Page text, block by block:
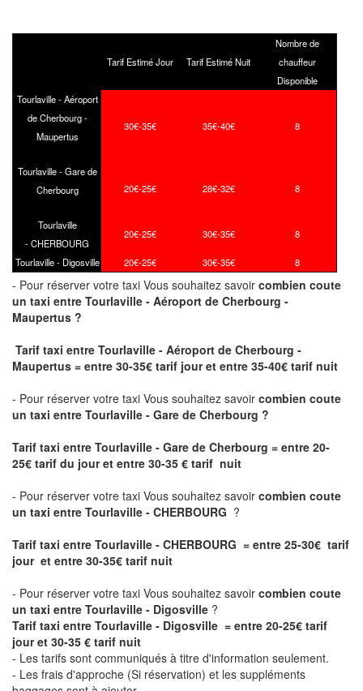
Tarif Estimé Jour Tarif Estimé Nuit
Nombre de
chauffeur
Disponible
Tourlaville - Aéroport
de Cherbourg -
Maupertus
30€-35€ 35€-40€ 8
Tourlaville - Gare de
Cherbourg
20€-25€ 28€-32€ 8
Tourlaville
- CHERBOURG
20€-25€ 30€-35€ 8
Tourlaville - Digosville 20€-25€ 30€-35€ 8
- Pour réserver votre taxi Vous souhaitez savoir combien coute
un taxi entre Tourlaville - Aéroport de Cherbourg -
Maupertus ?
Tarif taxi entre Tourlaville - Aéroport de Cherbourg -
Maupertus = entre 30-35€ tarif jour et entre 35-40€ tarif nuit
- Pour réserver votre taxi Vous souhaitez savoir combien coute
un taxi entre Tourlaville - Gare de Cherbourg ?
Tarif taxi entre Tourlaville - Gare de Cherbourg = entre 20-
25€ tarif du jour et entre 30-35 € tarif nuit
- Pour réserver votre taxi Vous souhaitez savoir combien coute
un taxi entre Tourlaville - CHERBOURG ?
Tarif taxi entre Tourlaville - CHERBOURG = entre 25-30€ tarif
jour et entre 30-35€ tarif nuit
- Pour réserver votre taxi Vous souhaitez savoir combien coute
un taxi entre Tourlaville - Digosville ?
Tarif taxi entre Tourlaville - Digosville = entre 20-25€ tarif
jour et 30-35 € tarif nuit
- Les tarifs sont communiqués à titre d'information seulement.
- Les frais d'approche (Si réservation) et les suppléments